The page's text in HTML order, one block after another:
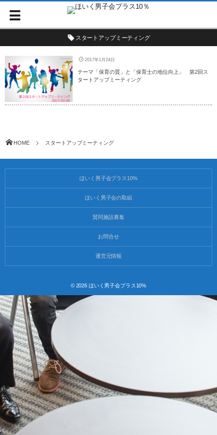
スタートアップミーティング
2017年1月24日
テーマ「保育の質」と「保育士の地位向上」 第2回ス
タートアップミーティング
HOME スタートアップミーティング
ほいく男子会プラス10%
ほいく男子会の取組
賛同施設募集
お問合せ
運営元情報
© 2026 ほいく男子会プラス10%